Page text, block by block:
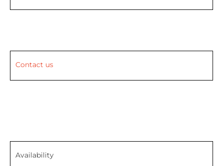
Contact us
Availability